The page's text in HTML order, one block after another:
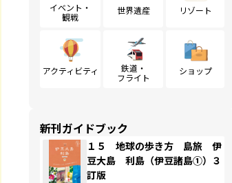
イベント・
観戦
世界遺産 リゾート
アクティビティ
鉄道・
フライト
ショップ
新刊ガイドブック
１５ 地球の歩き方 島旅 伊
豆大島 利島（伊豆諸島①）３
訂版